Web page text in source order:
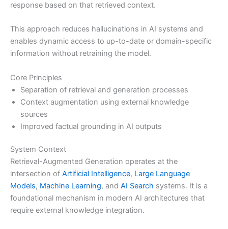
response based on that retrieved context.
This approach reduces hallucinations in AI systems and
enables dynamic access to up-to-date or domain-specific
information without retraining the model.
Core Principles
Separation of retrieval and generation processes
Context augmentation using external knowledge
sources
Improved factual grounding in AI outputs
System Context
Retrieval-Augmented Generation operates at the
intersection of Artificial Intelligence, Large Language
Models, Machine Learning, and AI Search systems. It is a
foundational mechanism in modern AI architectures that
require external knowledge integration.